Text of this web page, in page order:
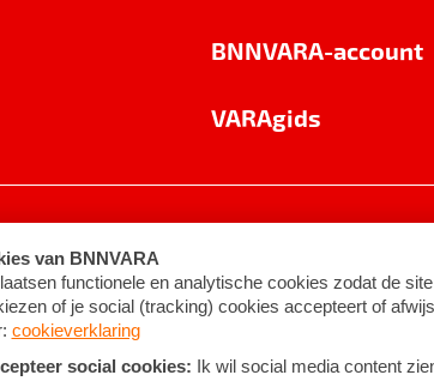
BNNVARA-account
VARAgids
Algemene voorwaarden ©2026BNNVARA